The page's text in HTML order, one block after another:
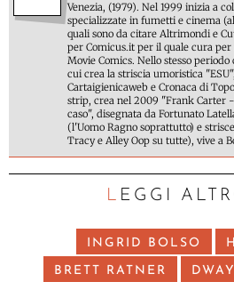
Venezia, (1979). Nel 1999 inizia a
specializzate in fumetti e cinema
quali sono da citare Altrimondi e
per Comicus.it per il quale cura
Movie Comics. Nello stesso
cui crea la striscia umoristica
Cartaigienicaweb e Cronaca di
strip, crea nel 2009 "Frank Carter
caso", disegnata da Fortunato
(l'Uomo Ragno soprattutto) e
Tracy e Alley Oop su tutte), vive a
LEGGI
INGRID BOLSO
BRETT RATNER